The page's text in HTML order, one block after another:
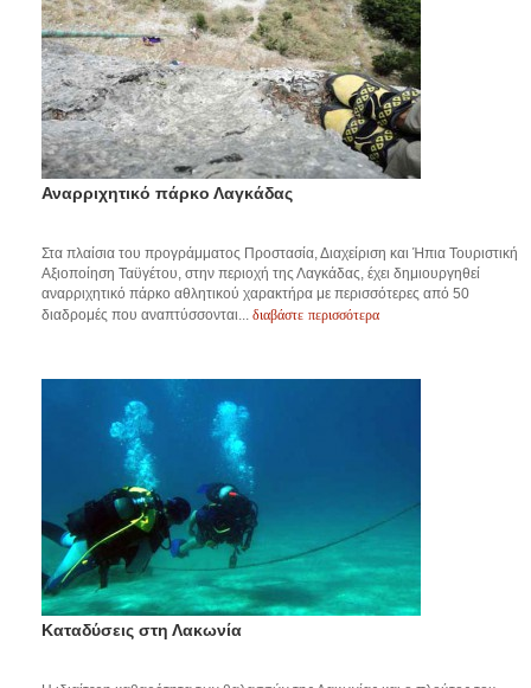
Αναρριχητικό πάρκο Λαγκάδας
Στα πλαίσια του προγράμματος Προστασία, Διαχείριση και Ήπια Τουριστική
Αξιοποίηση Ταϋγέτου, στην περιοχή της Λαγκάδας, έχει δημιουργηθεί
αναρριχητικό πάρκο αθλητικού χαρακτήρα με περισσότερες από 50
διαδρομές που αναπτύσσονται... διαβάστε περισσότερα
Καταδύσεις στη Λακωνία